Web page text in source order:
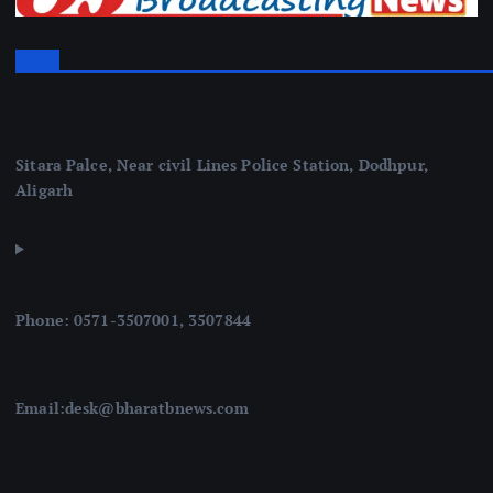
Sitara Palce, Near civil Lines Police Station, Dodhpur,
Aligarh
Phone: 0571-3507001, 3507844
Email:desk@bharatbnews.com